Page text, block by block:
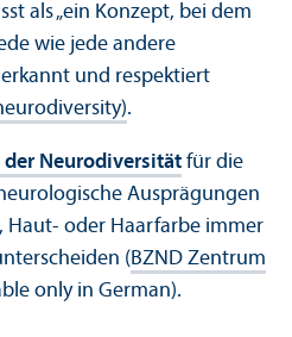
als „ein Konzept, bei dem
wie jede andere
und respektiert
.
der Neurodiversität für die
Ausprägungen
Haut- oder Haarfarbe immer
(BZND Zentrum
only in German).